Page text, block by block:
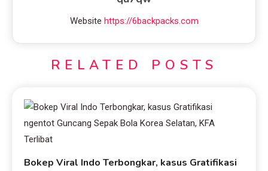
Website https://6backpacks.com
RELATED POSTS
Bokep Viral Indo Terbongkar, kasus Gratifikasi